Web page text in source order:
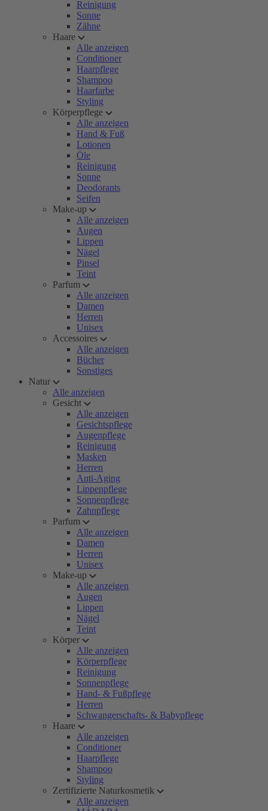
Reinigung
Sonne
Zähne
Haare
Alle anzeigen
Conditioner
Haarpflege
Shampoo
Haarfarbe
Styling
Körperpflege
Alle anzeigen
Hand & Fuß
Lotionen
Öle
Reinigung
Sonne
Deodorants
Seifen
Make-up
Alle anzeigen
Augen
Lippen
Nägel
Pinsel
Teint
Parfum
Alle anzeigen
Damen
Herren
Unisex
Accessoires
Alle anzeigen
Bücher
Sonstiges
Natur
Alle anzeigen
Gesicht
Alle anzeigen
Gesichtspflege
Augenpflege
Reinigung
Masken
Herren
Anti-Aging
Lippenpflege
Sonnenpflege
Zahnpflege
Parfum
Alle anzeigen
Damen
Herren
Unisex
Make-up
Alle anzeigen
Augen
Lippen
Nägel
Teint
Körper
Alle anzeigen
Körperpflege
Reinigung
Sonnenpflege
Hand- & Fußpflege
Herren
Schwangerschafts- & Babypflege
Haare
Alle anzeigen
Conditioner
Haarpflege
Shampoo
Styling
Zertifizierte Naturkosmetik
Alle anzeigen